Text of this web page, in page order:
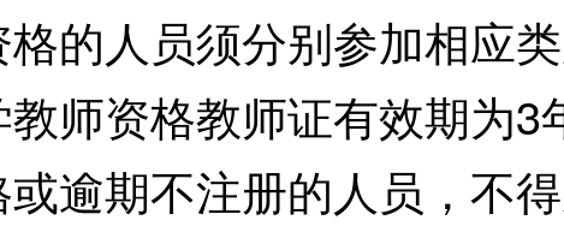
的人员须分别参加相应
师资格教师证有效期为3
逾期不注册的人员，不得